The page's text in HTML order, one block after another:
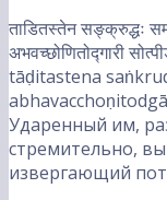
ताडितस्तेन सङ्क्रुद्धः
अभवच्छोणितोद्गारी
tāḍitastena
Ударенный им,
стремительно,
извергающий